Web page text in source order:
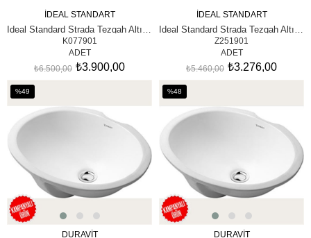
SEPETE EKLE
İDEAL STANDART
Ideal Standard Strada Tezgah Altı Lavabo 59 cm
K077901
ADET
₺3.900,00
₺6.500,00
SEPETE EKLE
İDEAL STANDART
Ideal Standard Strada Tezgah Altı Lavabo, 54 cm
Z251901
ADET
₺3.276,00
₺5.460,00
%49
%49İndirim
DURAVİT
%48
%48İndirim
DURAVİT